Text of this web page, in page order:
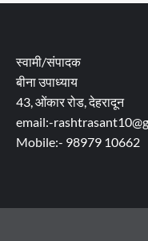
स्वामी/संपादक
बीना उपाध्याय
43, ओंकार रोड, देहरादून
email:-
Mobile:- 98979 10662